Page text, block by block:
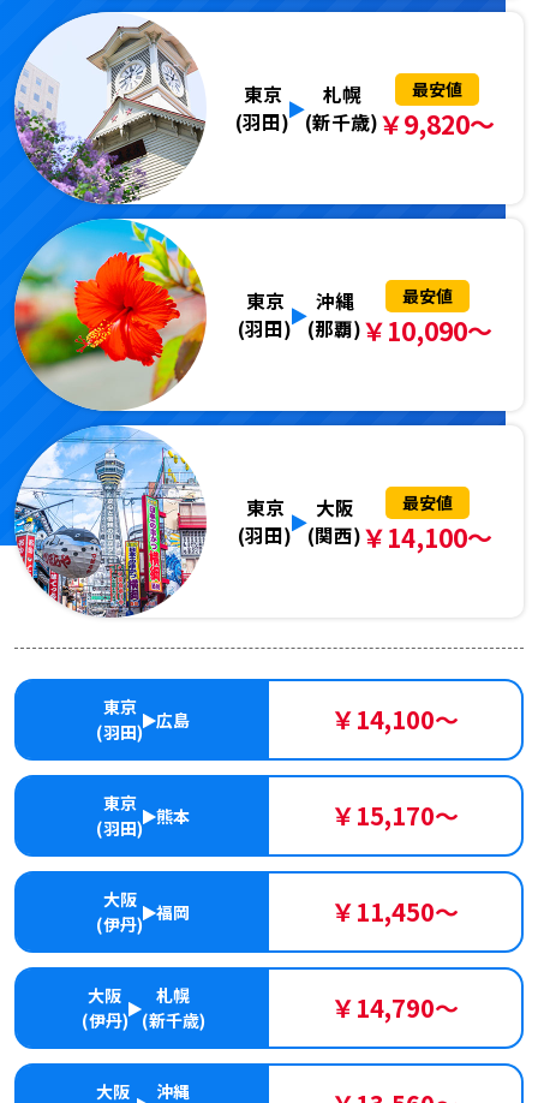
東京
(羽田)
札幌
(新千歳)
最安値
￥9,820～
東京
(羽田)
沖縄
(那覇)
最安値
￥10,090～
東京
(羽田)
大阪
(関西)
最安値
￥14,100～
東京
(羽田)
広島 ￥14,100～
東京
(羽田)
熊本 ￥15,170～
大阪
(伊丹)
福岡 ￥11,450～
大阪
(伊丹)
札幌
(新千歳)
￥14,790～
大阪 沖縄